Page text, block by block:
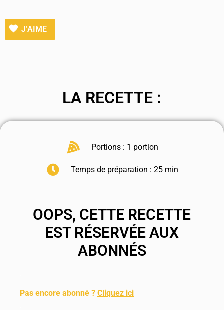
J’AIME
LA RECETTE :
Portions : 1 portion
Temps de préparation : 25 min
OOPS, CETTE RECETTE
EST RÉSERVÉE AUX
ABONNÉS
Pas encore abonné ? Cliquez ici